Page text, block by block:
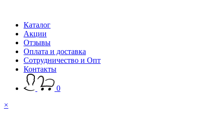
Каталог
Акции
Отзывы
Оплата и доставка
Сотрудничество и Опт
Контакты
0
×